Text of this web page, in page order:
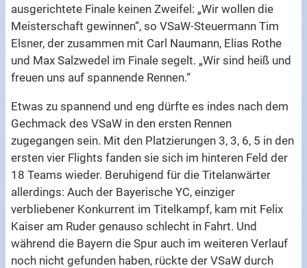
ausgerichtete Finale keinen Zweifel: „Wir wollen die
Meisterschaft gewinnen“, so VSaW-Steuermann Tim
Elsner, der zusammen mit Carl Naumann, Elias Rothe
und Max Salzwedel im Finale segelt. „Wir sind heiß und
freuen uns auf spannende Rennen.“
Etwas zu spannend und eng dürfte es indes nach dem
Gechmack des VSaW in den ersten Rennen
zugegangen sein. Mit den Platzierungen 3, 3, 6, 5 in den
ersten vier Flights fanden sie sich im hinteren Feld der
18 Teams wieder. Beruhigend für die Titelanwärter
allerdings: Auch der Bayerische YC, einziger
verbliebener Konkurrent im Titelkampf, kam mit Felix
Kaiser am Ruder genauso schlecht in Fahrt. Und
während die Bayern die Spur auch im weiteren Verlauf
noch nicht gefunden haben, rückte der VSaW durch